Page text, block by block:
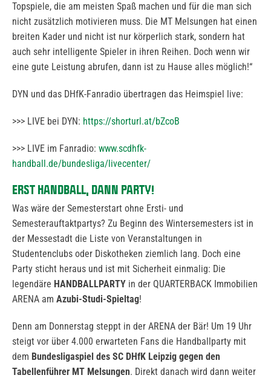
Topspiele, die am meisten Spaß machen und für die man sich
nicht zusätzlich motivieren muss. Die MT Melsungen hat einen
breiten Kader und nicht ist nur körperlich stark, sondern hat
auch sehr intelligente Spieler in ihren Reihen. Doch wenn wir
eine gute Leistung abrufen, dann ist zu Hause alles möglich!“
DYN und das DHfK-Fanradio übertragen das Heimspiel live:
>>> LIVE bei DYN: https://shorturl.at/bZcoB
>>> LIVE im Fanradio: www.scdhfk-
handball.de/bundesliga/livecenter/
ERST HANDBALL, DANN PARTY!
Was wäre der Semesterstart ohne Ersti- und
Semesterauftaktpartys? Zu Beginn des Wintersemesters ist in
der Messestadt die Liste von Veranstaltungen in
Studentenclubs oder Diskotheken ziemlich lang. Doch eine
Party sticht heraus und ist mit Sicherheit einmalig: Die
legendäre HANDBALLPARTY in der QUARTERBACK Immobilien
ARENA am Azubi-Studi-Spieltag!
Denn am Donnerstag steppt in der ARENA der Bär! Um 19 Uhr
steigt vor über 4.000 erwarteten Fans die Handballparty mit
dem Bundesligaspiel des SC DHfK Leipzig gegen den
Tabellenführer MT Melsungen. Direkt danach wird dann weiter